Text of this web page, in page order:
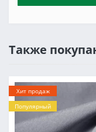
Также
Хит продаж
Популярный